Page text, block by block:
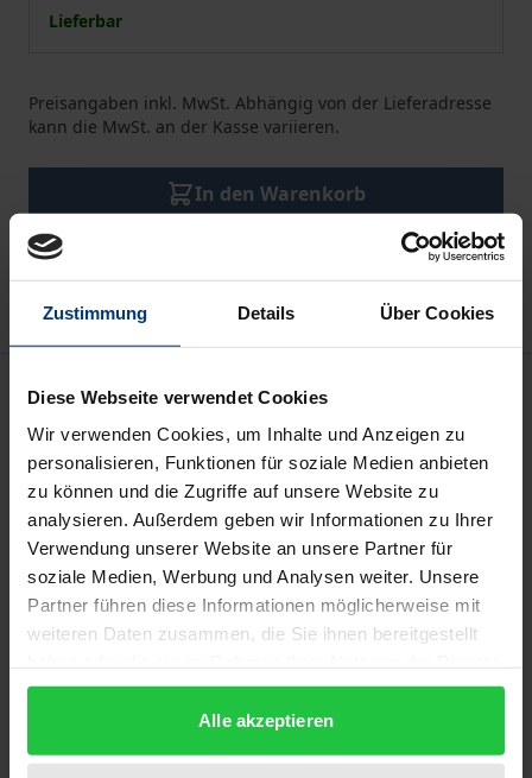
Zustimmung Details Über Cookies
Diese Webseite verwendet Cookies
Wir verwenden Cookies, um Inhalte und Anzeigen zu
personalisieren, Funktionen für soziale Medien anbieten
zu können und die Zugriffe auf unsere Website zu
analysieren. Außerdem geben wir Informationen zu Ihrer
Verwendung unserer Website an unsere Partner für
soziale Medien, Werbung und Analysen weiter. Unsere
Partner führen diese Informationen möglicherweise mit
weiteren Daten zusammen, die Sie ihnen bereitgestellt
gesammelt haben.
Alle akzeptieren
Lieferbar
Preisangaben inkl. MwSt. Abhängig von der Lieferadresse
kann die MwSt. an der Kasse variieren.
In den Warenkorb
Zur Wunschliste hinzufügen
Hinweise zu Versandkosten
Beschreibung
Diese Studie setzt sich zwei Ziele: Sie macht es sich
erstens zur Aufgabe, die Besonderheit der
philosophisch-theologischen Anthropologie
Guardinis, in deren Mittelpunkt der Mensch als
Person steht, nachzuzeichnen und auf ethische
Konsequenzen hin zu untersuchen. Zweitens
Guardinis am Buddhismus und seine
Hochschätzung der Person des »Buddha« gründet.
Dem Verfasser dieser Studie kommt es darauf an,